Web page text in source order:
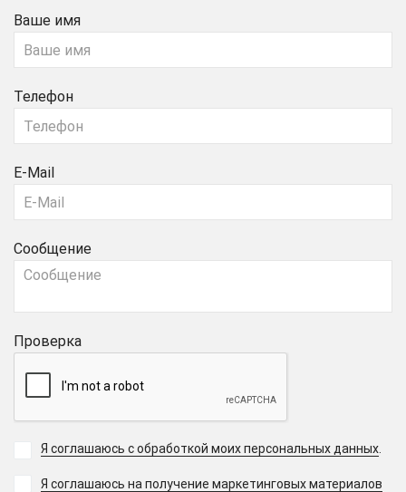
Ваше имя
Телефон
E-Mail
Сообщение
Проверка
Я соглашаюсь с обработкой моих персональных данных
Я соглашаюсь на получение маркетинговых материалов